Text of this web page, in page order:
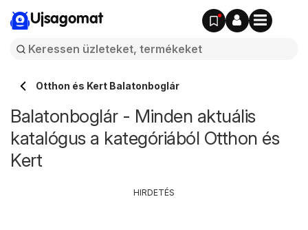
Ujsagomat
Otthon és Kert Balatonboglár
Balatonboglár - Minden aktuális
katalógus a kategóriából Otthon és
Kert
HIRDETÉS